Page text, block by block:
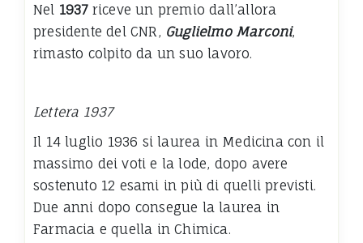
Nel 1937 riceve un premio dall’allora
presidente del CNR, Guglielmo Marconi,
rimasto colpito da un suo lavoro.
Lettera 1937
Il 14 luglio 1936 si laurea in Medicina con il
massimo dei voti e la lode, dopo avere
sostenuto 12 esami in più di quelli previsti.
Due anni dopo consegue la laurea in
Farmacia e quella in Chimica.